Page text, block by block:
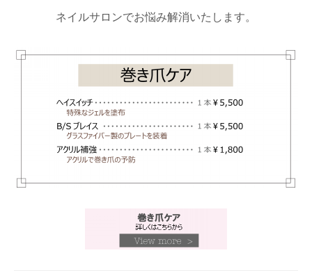
ネイルサロンでお悩み解消いたします。